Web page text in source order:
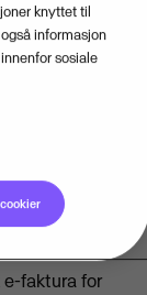
i
for norske
av
faktura for
knyttet til
informasjon
sosiale